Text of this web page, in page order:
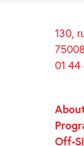
130,
01 44
Off-